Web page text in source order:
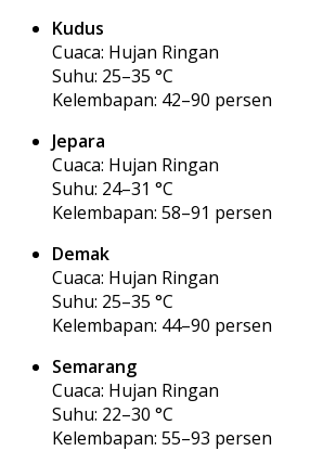
Kudus
Cuaca: Hujan Ringan
Suhu: 25–35 °C
Kelembapan: 42–90 persen
Jepara
Cuaca: Hujan Ringan
Suhu: 24–31 °C
Kelembapan: 58–91 persen
Demak
Cuaca: Hujan Ringan
Suhu: 25–35 °C
Kelembapan: 44–90 persen
Semarang
Cuaca: Hujan Ringan
Suhu: 22–30 °C
Kelembapan: 55–93 persen